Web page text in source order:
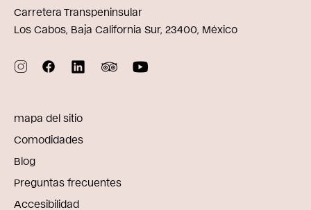
Carretera Transpeninsular
Los Cabos, Baja California Sur, 23400, México
mapa del sitio
Comodidades
Blog
Preguntas frecuentes
Accesibilidad